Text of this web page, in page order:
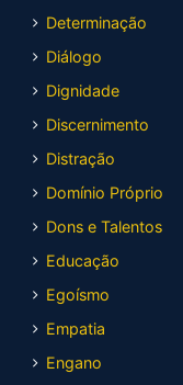
Determinação
Diálogo
Dignidade
Discernimento
Distração
Domínio Próprio
Dons e Talentos
Educação
Egoísmo
Empatia
Engano